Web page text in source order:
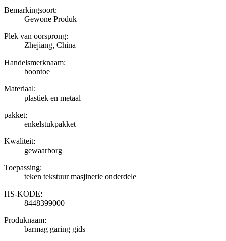
Bemarkingsoort:
Gewone Produk
Plek van oorsprong:
Zhejiang, China
Handelsmerknaam:
boontoe
Materiaal:
plastiek en metaal
pakket:
enkelstukpakket
Kwaliteit:
gewaarborg
Toepassing:
teken tekstuur masjinerie onderdele
HS-KODE:
8448399000
Produknaam:
barmag garing gids